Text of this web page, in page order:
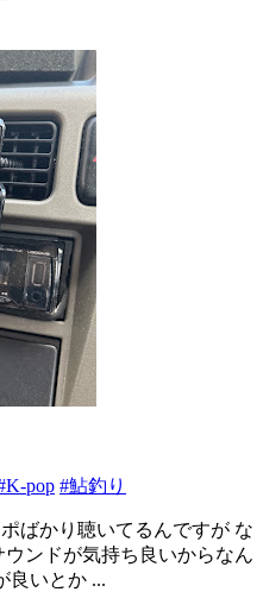
pop #鮎釣り
ばかり聴いてるんですが な
ンドが気持ち良いからなん
良いとか ...